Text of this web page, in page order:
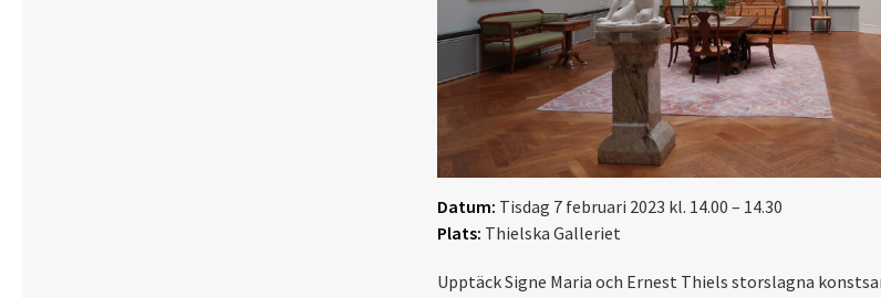
Datum: Tisdag 7 februari 2023 kl. 14.00 – 14.30
Plats: Thielska Galleriet
Upptäck Signe Maria och Ernest Thiels storslagna